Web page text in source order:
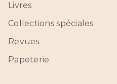
Livres
Collections spéciales
Revues
Papeterie